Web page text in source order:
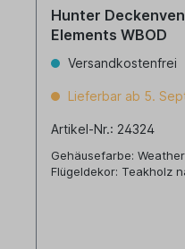
Hunter
Elements WBOD
Versandkostenfrei
Lieferbar ab 5.
Artikel-Nr.: 24324
Gehäusefarbe:
Flügeldekor: Teakholz